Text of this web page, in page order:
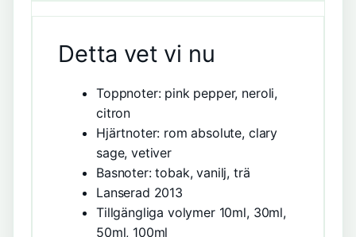
Detta vet vi nu
Toppnoter: pink pepper, neroli,
citron
Hjärtnoter: rom absolute, clary
sage, vetiver
Basnoter: tobak, vanilj, trä
Lanserad 2013
Tillgängliga volymer 10ml, 30ml,
50ml, 100ml